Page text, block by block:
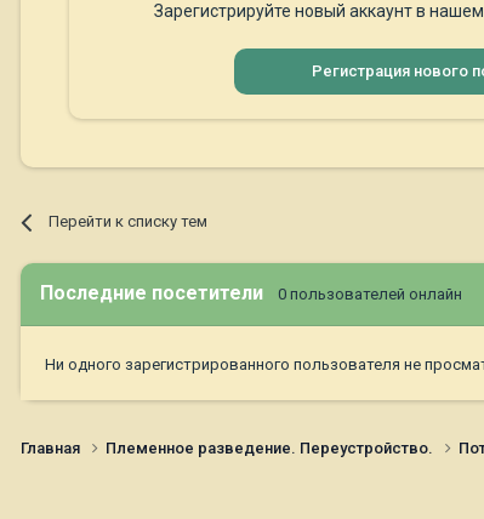
Зарегистрируйте новый аккаунт в
Регистрация нового
Перейти к списку тем
Последние посетители 0 пользователей онлайн
Ни одного зарегистрированного пользователя не
Главная Племенное разведение. Переустройство.